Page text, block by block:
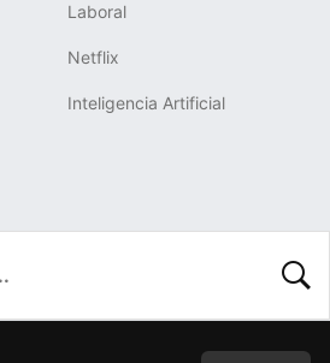
Laboral
Netflix
Inteligencia Artificial